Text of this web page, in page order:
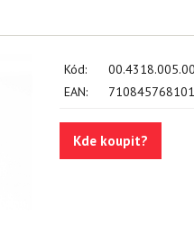
Kód:
EAN:
710845768101
Kde koupit?